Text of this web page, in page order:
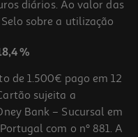
diários. Ao valor das
sobre a utilização
%
de 1.500€ pago em 12
sujeita a
Bank – Sucursal em
com o nº 881. A